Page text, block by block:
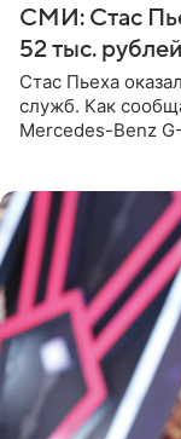
СМИ: Стас
52 тыс.
Стас Пьеха
служб. Как
Mercedes-Benz